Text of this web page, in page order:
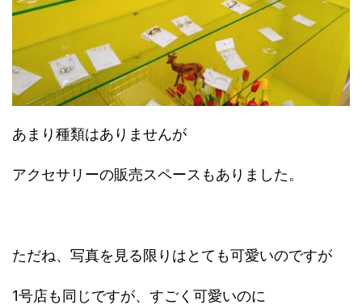
あまり種類はありませんが
アクセサリーの販売スペースもありました。
ただね、写真を見る限りはとても可愛いのですが
1号店も同じですが、すごく可愛いのに